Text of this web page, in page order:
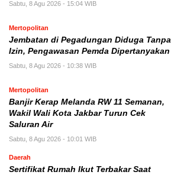
Sabtu, 8 Agu 2026 - 15:04 WIB
Mertopolitan
Jembatan di Pegadungan Diduga Tanpa
Izin, Pengawasan Pemda Dipertanyakan
Sabtu, 8 Agu 2026 - 10:38 WIB
Mertopolitan
Banjir Kerap Melanda RW 11 Semanan,
Wakil Wali Kota Jakbar Turun Cek
Saluran Air
Sabtu, 8 Agu 2026 - 10:01 WIB
Daerah
Sertifikat Rumah Ikut Terbakar Saat